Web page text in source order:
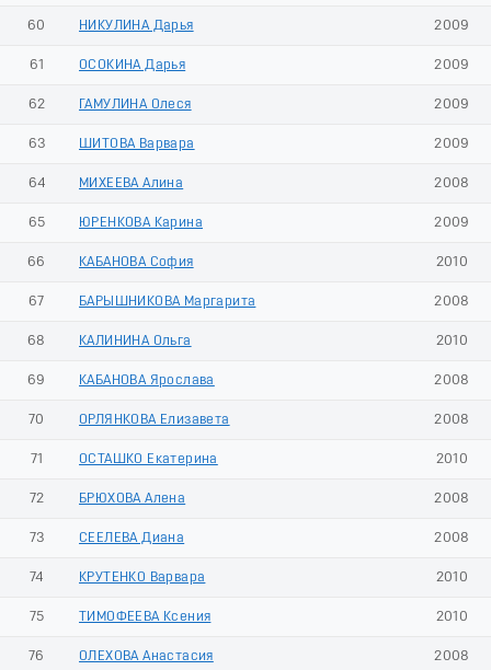
60 НИКУЛИНА Дарья 2009
61 ОСОКИНА Дарья 2009
62 ГАМУЛИНА Олеся 2009
63 ШИТОВА Варвара 2009
64 МИХЕЕВА Алина 2008
65 ЮРЕНКОВА Карина 2009
66 КАБАНОВА София 2010
67 БАРЫШНИКОВА Маргарита 2008
68 КАЛИНИНА Ольга 2010
69 КАБАНОВА Ярослава 2008
70 ОРЛЯНКОВА Елизавета 2008
71 ОСТАШКО Екатерина 2010
72 БРЮХОВА Алена 2008
73 СЕЕЛЕВА Диана 2008
74 КРУТЕНКО Варвара 2010
75 ТИМОФЕЕВА Ксения 2010
76 ОЛЕХОВА Анастасия 2008